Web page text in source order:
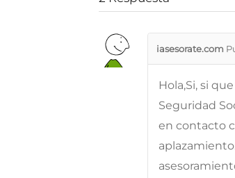
iasesorate.com
Hola,Si, si
Seguridad
en contacto